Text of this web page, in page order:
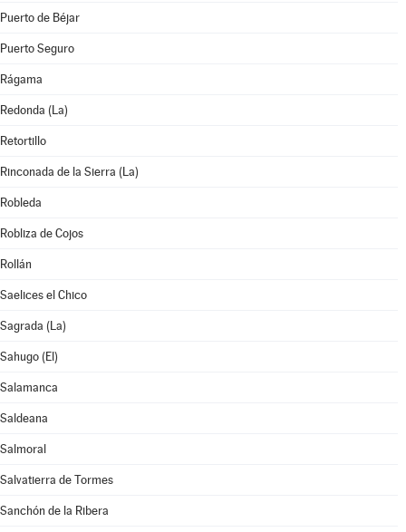
Puerto de Béjar
Puerto Seguro
Rágama
Redonda (La)
Retortillo
Rinconada de la Sierra (La)
Robleda
Robliza de Cojos
Rollán
Saelices el Chico
Sagrada (La)
Sahugo (El)
Salamanca
Saldeana
Salmoral
Salvatierra de Tormes
Sanchón de la Ribera